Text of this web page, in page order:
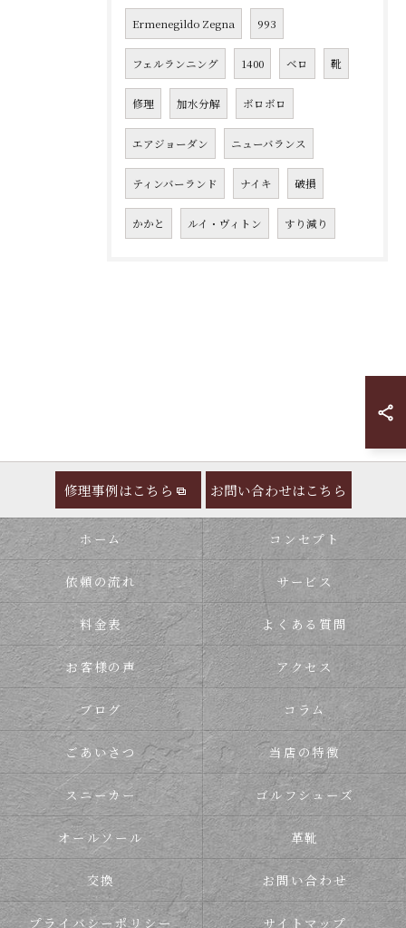
Ermenegildo Zegna 993
フェルランニング 1400 ベロ 靴
修理 加水分解 ボロボロ
エアジョーダン ニューバランス
ティンバーランド ナイキ 破損
かかと ルイ・ヴィトン すり減り
修理事例はこちら お問い合わせはこちら
ホーム コンセプト
依頼の流れ サービス
料金表 よくある質問
お客様の声 アクセス
ブログ コラム
ごあいさつ 当店の特徴
スニーカー ゴルフシューズ
オールソール 革靴
交換 お問い合わせ
プライバシーポリシー サイトマップ